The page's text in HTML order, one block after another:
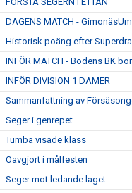
DAGENS MATCH -
Historisk poäng efter
INFÖR MATCH - Bodens BK
INFÖR DIVISION 1 DAMER
Sammanfattning av
Seger i genrepet
Tumba visade klass
Oavgjort i målfesten
Seger mot ledande laget